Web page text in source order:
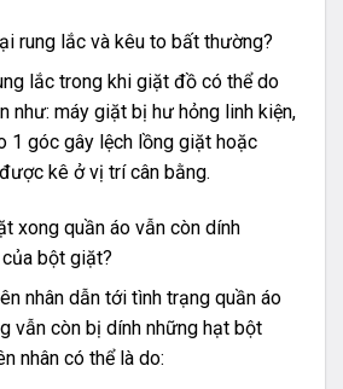
rung lắc và kêu to bất thường?
lắc trong khi giặt đồ có thể do
như: máy giặt bị hư hỏng linh kiện,
1 góc gây lệch lồng giặt hoặc
kê ở vị trí cân bằng.
xong quần áo vẫn còn dính
bột giặt?
nhân dẫn tới tình trạng quần áo
vẫn còn bị dính những hạt bột
nhân có thể là do: